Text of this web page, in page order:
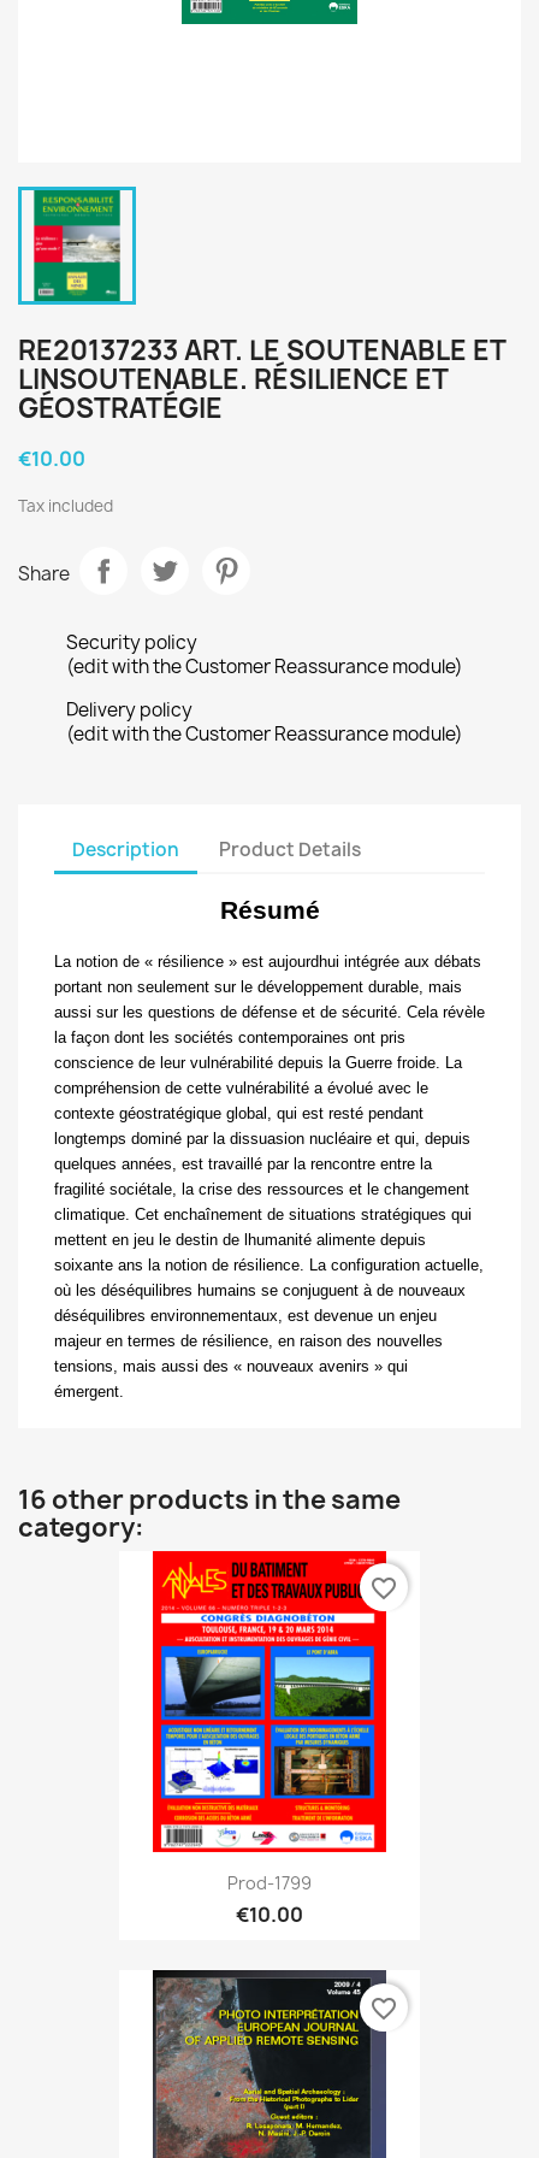
RE20137233 ART. LE SOUTENABLE ET
LINSOUTENABLE. RÉSILIENCE ET
GÉOSTRATÉGIE
€10.00
Tax included
Share
Security policy
(edit with the Customer Reassurance module)
Delivery policy
(edit with the Customer Reassurance module)
Description Product Details
Résumé
La notion de « résilience » est aujourdhui intégrée aux débats
portant non seulement sur le développement durable, mais
aussi sur les questions de défense et de sécurité. Cela révèle
la façon dont les sociétés contemporaines ont pris
conscience de leur vulnérabilité depuis la Guerre froide. La
compréhension de cette vulnérabilité a évolué avec le
contexte géostratégique global, qui est resté pendant
longtemps dominé par la dissuasion nucléaire et qui, depuis
quelques années, est travaillé par la rencontre entre la
fragilité sociétale, la crise des ressources et le changement
climatique. Cet enchaînement de situations stratégiques qui
mettent en jeu le destin de lhumanité alimente depuis
soixante ans la notion de résilience. La configuration actuelle,
où les déséquilibres humains se conjuguent à de nouveaux
déséquilibres environnementaux, est devenue un enjeu
majeur en termes de résilience, en raison des nouvelles
tensions, mais aussi des « nouveaux avenirs » qui
émergent.
16 other products in the same
category:
Prod-1799
€10.00
favorite_border
favorite_border